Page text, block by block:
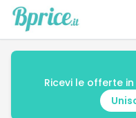
Ricevi le offerte